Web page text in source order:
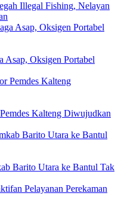
Illegal Fishing, Nelayan
Asap, Oksigen Portabel
Kalteng Diwujudkan
Barito Utara ke Bantul Tak